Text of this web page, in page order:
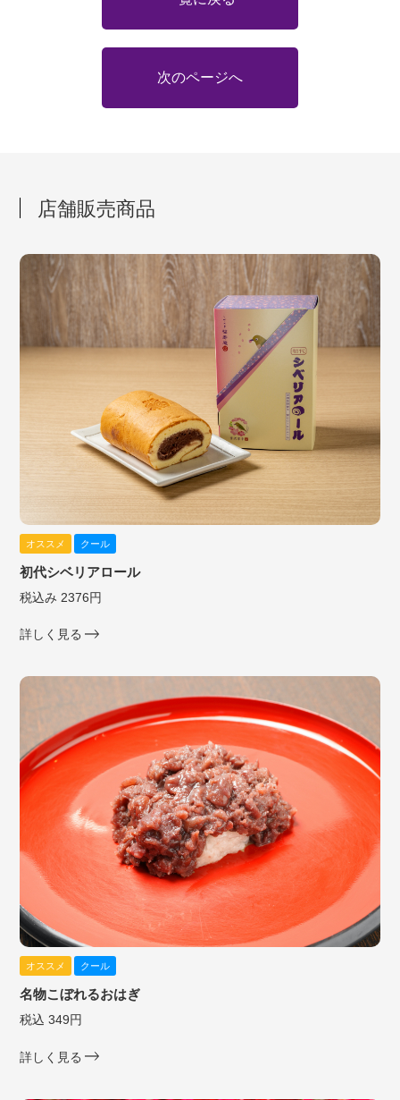
次のページへ
店舗販売商品
オススメ クール
初代シベリアロール
税込み 2376円
詳しく見る
オススメ クール
名物こぼれるおはぎ
税込 349円
詳しく見る